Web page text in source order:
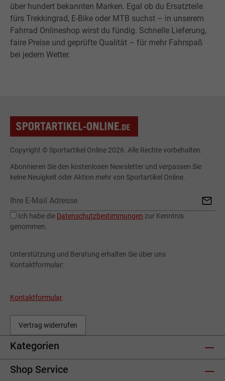
über hundert bekannten Marken. Egal ob du Ersatzteile
fürs Trekkingrad, E-Bike oder MTB suchst – in unserem
Fahrrad Onlineshop wirst du fündig. Schnelle Lieferung,
faire Preise und geprüfte Qualität – für mehr Fahrspaß
bei jedem Wetter.
Copyright © Sportartikel Online 2026. Alle Rechte vorbehalten.
Abonnieren Sie den kostenlosen Newsletter und verpassen Sie
keine Neuigkeit oder Aktion mehr von Sportartikel Online.
Ich habe die Datenschutzbestimmungen zur Kenntnis
genommen.
Unterstützung und Beratung erhalten Sie über uns
Kontaktformular:
Kontaktformular.
Vertrag widerrufen
Kategorien
Shop Service